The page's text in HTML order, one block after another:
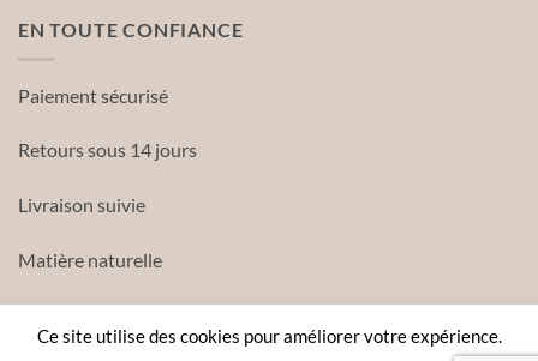
EN TOUTE CONFIANCE
Paiement sécurisé
Retours sous 14 jours
Livraison suivie
Matière naturelle
Ce site utilise des cookies pour améliorer votre expérience.